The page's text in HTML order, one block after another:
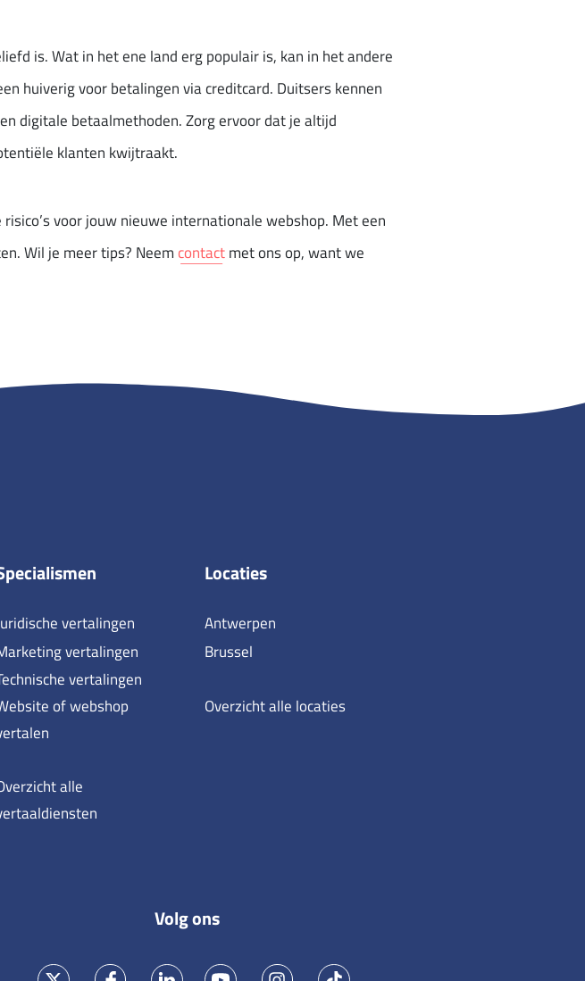
is. Wat in het ene land erg populair is, kan in het andere
huiverig voor betalingen via creditcard. Duitsers kennen
digitale betaalmethoden. Zorg ervoor dat je altijd
klanten kwijtraakt.
voor jouw nieuwe internationale webshop. Met een
Wil je meer tips? Neem contactmet ons op, want we
vertalingen
vertalingen
vertalingen
of webshop
alle
Locaties
Antwerpen
Brussel
Overzicht alle locaties
Volg ons